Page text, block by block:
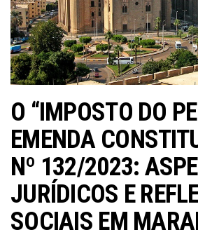
O “IMPOSTO DO
EMENDA
Nº 132/2023:
JURÍDICOS E
SOCIAIS EM